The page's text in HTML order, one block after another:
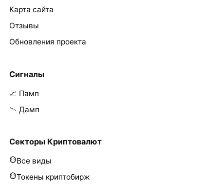
Карта сайта
Отзывы
Обновления проекта
Сигналы
📈 Памп
📉 Дамп
Секторы Криптовалют
Все виды
Токены криптобирж